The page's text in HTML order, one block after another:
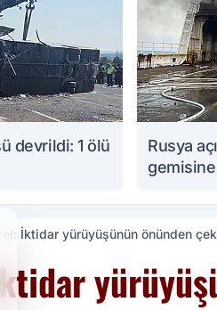
devrildi: 1 ölü
Rusya
gemisine
İktidar yürüyüşünün önünden